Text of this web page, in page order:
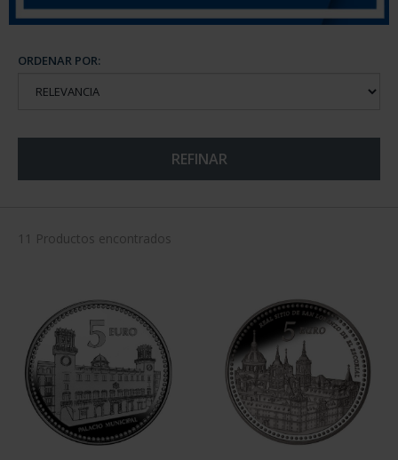
ORDENAR POR:
REFINAR
11 Productos encontrados